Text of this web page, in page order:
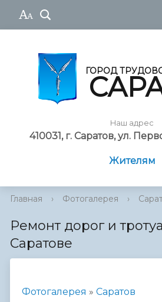
ГОРОД
Наш адрес
410031, г. Саратов, ул.
Жителям
Главная › Фотогалерея ›
Ремонт дорог и
Саратове
Фотогалерея » Саратов